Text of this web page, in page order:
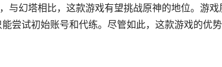
与幻塔相比，这款游戏有望挑战原神的地位。游戏
尝试初始账号和代练。尽管如此，这款游戏的优